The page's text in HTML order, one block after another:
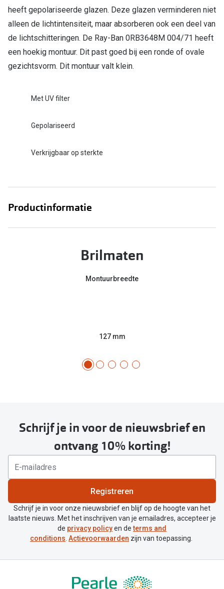
heeft gepolariseerde glazen. Deze glazen verminderen niet
alleen de lichtintensiteit, maar absorberen ook een deel van
de lichtschitteringen. De Ray-Ban 0RB3648M 004/71 heeft
een hoekig montuur. Dit past goed bij een ronde of ovale
gezichtsvorm. Dit montuur valt klein.
Met UV filter
Gepolariseerd
Verkrijgbaar op sterkte
Productinformatie
Brilmaten
Montuurbreedte
127 mm
Schrijf je in voor de nieuwsbrief en
ontvang 10% korting!
Registreren
Schrijf je in voor onze nieuwsbrief en blijf op de hoogte van het
laatste nieuws. Met het inschrijven van je emailadres, accepteer je
de privacy policyen determs and
conditions. Actievoorwaarden zijn van toepassing.